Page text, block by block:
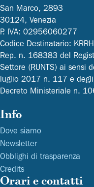
San Marco, 2893
30124, Venezia
P. IVA: 02956060277
Codice Destinatario:
Rep. n. 168383 del
Settore (RUNTS) ai sensi
luglio 2017 n. 117 e
Decreto Ministeriale n.
Info
Dove siamo
Newsletter
Obblighi di trasparenza
Credits
Orari e contatti